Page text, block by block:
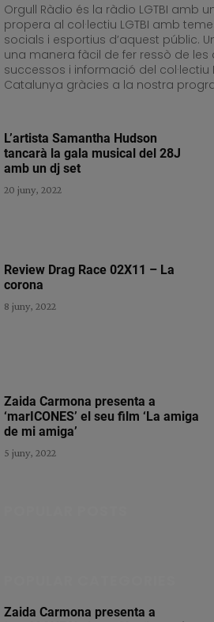
Orgull Ràdio és la ràdio LGTBI amb
propera al col·lectiu LGTBI amb
socials i esportius d’aquest públic.
una manera fàcil de fer ressò de les
successos i informació del col·lectiu
Catalunya gràcies a la nostra
L’artista Samantha Hudson
tancarà la gala musical del 28J
amb un dj set
20 juny, 2022
Review Drag Race 02X11 – La
corona
8 juny, 2022
Zaida Carmona presenta a
‘marICONES’ el seu film ‘La amiga
de mi amiga’
5 juny, 2022
Zaida Carmona presenta a